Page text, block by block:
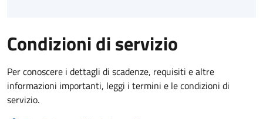
Condizioni di servizio
Per conoscere i dettagli di scadenze, requisiti e altre
informazioni importanti, leggi i termini e le condizioni di
servizio.